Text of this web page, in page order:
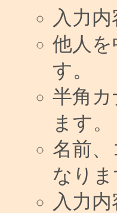
入力
他人
す。
半角
ます。
名前
なりま
入力